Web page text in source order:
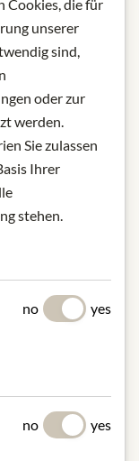
hand
Sugar
Inc.
Cookies, die für
unserer
sind,
oder zur
werden.
Sie zulassen
Ihrer
stehen.
no yes
no yes